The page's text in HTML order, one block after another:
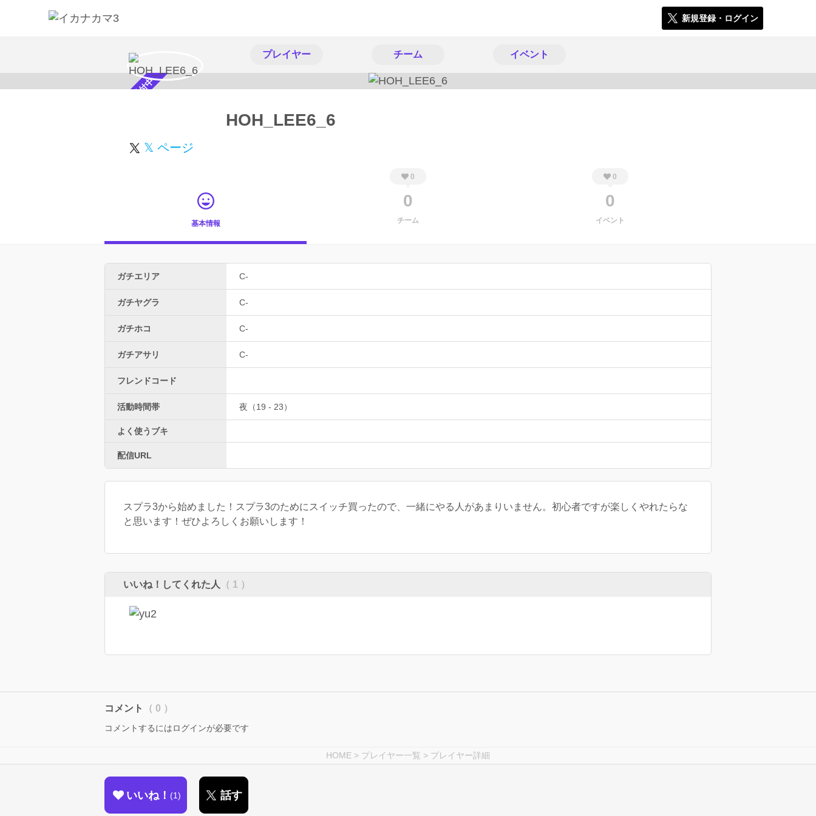
新規登録・ログイン
プレイヤー チーム イベント
スカウト受付中 HOH_LEE6_6
𝕏 ページ
基本情報
0
0
チーム
0
0
イベント
ガチエリア C-
ガチヤグラ C-
ガチホコ C-
ガチアサリ C-
フレンドコード
活動時間帯 夜（19 - 23）
よく使うブキ
配信URL
スプラ3から始めました！スプラ3のためにスイッチ買ったので、一緒にやる人があまりいません。初心者ですが楽しくやれたらな
と思います！ぜひよろしくお願いします！
いいね！してくれた人 （ 1 ）
コメント （ 0 ）
コメントするにはログインが必要です
HOME > プレイヤー一覧 > プレイヤー詳細
いいね！ 1 話す